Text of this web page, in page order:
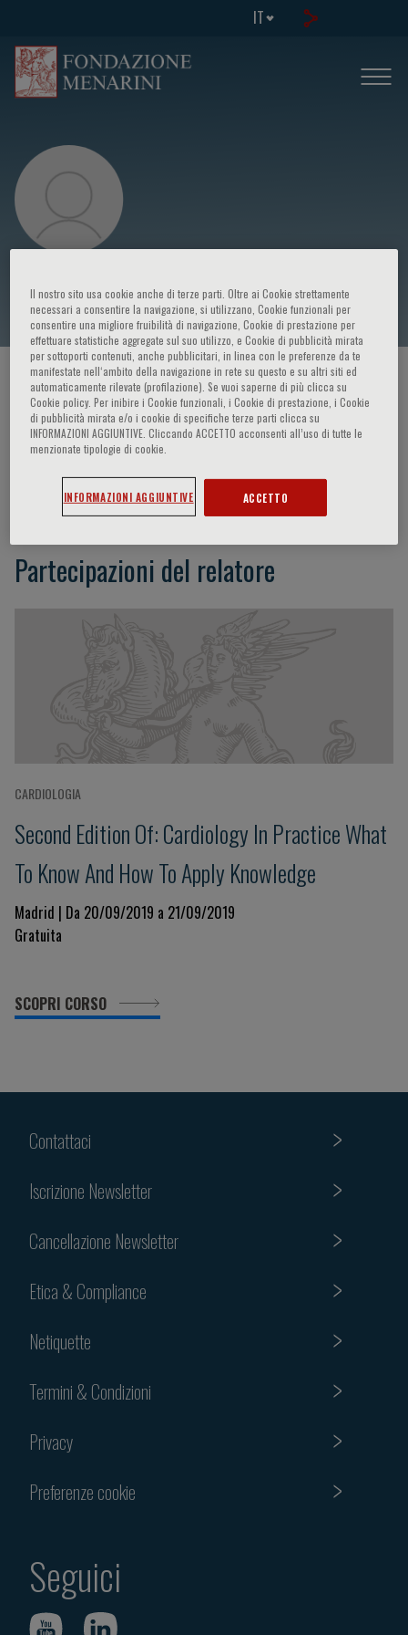
IT
Alberto San Roman
HOME PAGE / CORSI ED EVENTI / RELATORE
Alberto San Roman
Partecipazioni del relatore
CARDIOLOGIA
Second Edition Of: Cardiology In Practice What
To Know And How To Apply Knowledge
Madrid | Da 20/09/2019 a 21/09/2019
Gratuita
SCOPRI CORSO
Contattaci
Iscrizione Newsletter
Cancellazione Newsletter
Etica & Compliance
Netiquette
Termini & Condizioni
Privacy
Preferenze cookie
Seguici
Il nostro sito usa cookie anche di terze parti. Oltre ai Cookie strettamente
necessari a consentire la navigazione, si utilizzano, Cookie funzionali per
consentire una migliore fruibilità di navigazione, Cookie di prestazione per
effettuare statistiche aggregate sul suo utilizzo, e Cookie di pubblicità mirata
per sottoporti contenuti, anche pubblicitari, in linea con le preferenze da te
manifestate nell‘ambito della navigazione in rete su questo e su altri siti ed
automaticamente rilevate (profilazione). Se vuoi saperne di più clicca su
Cookie policy. Per inibire i Cookie funzionali, i Cookie di prestazione, i Cookie
di pubblicità mirata e/o i cookie di specifiche terze parti clicca su
INFORMAZIONI AGGIUNTIVE. Cliccando ACCETTO acconsenti all’uso di tutte le
menzionate tipologie di cookie.
INFORMAZIONI AGGIUNTIVE ACCETTO